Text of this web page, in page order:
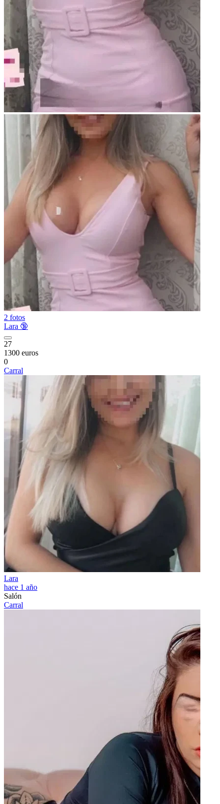
2 fotos
Lara 🔞
27
1300 euros
0
Carral
Lara
hace 1 año
Salón
Carral